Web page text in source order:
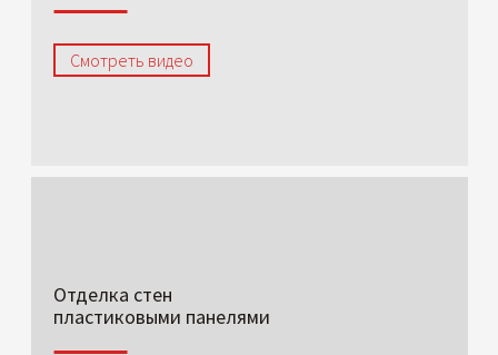
Смотреть видео
Отделка стен
пластиковыми панелями